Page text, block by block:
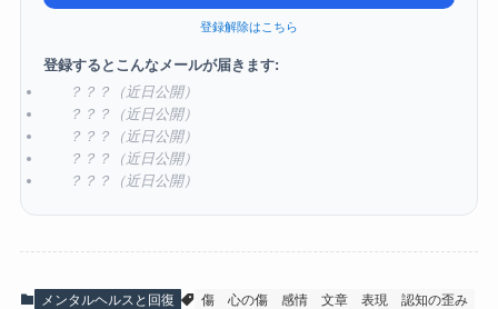
登録解除はこちら
登録するとこんなメールが届きます:
？？？（近日公開）
？？？（近日公開）
？？？（近日公開）
？？？（近日公開）
？？？（近日公開）
メンタルヘルスと回復 傷 心の傷 感情 文章 表現 認知の歪み